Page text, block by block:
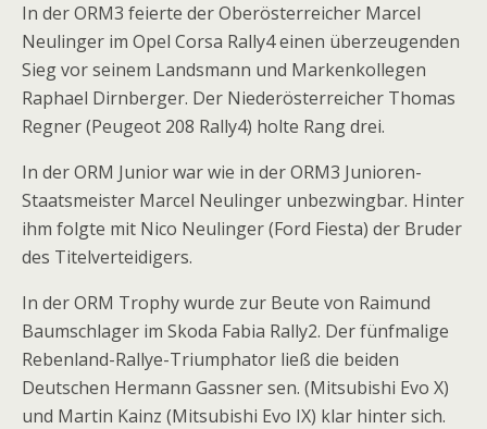
In der ORM3 feierte der Oberösterreicher Marcel
Neulinger im Opel Corsa Rally4 einen überzeugenden
Sieg vor seinem Landsmann und Markenkollegen
Raphael Dirnberger. Der Niederösterreicher Thomas
Regner (Peugeot 208 Rally4) holte Rang drei.
In der ORM Junior war wie in der ORM3 Junioren-
Staatsmeister Marcel Neulinger unbezwingbar. Hinter
ihm folgte mit Nico Neulinger (Ford Fiesta) der Bruder
des Titelverteidigers.
In der ORM Trophy wurde zur Beute von Raimund
Baumschlager im Skoda Fabia Rally2. Der fünfmalige
Rebenland-Rallye-Triumphator ließ die beiden
Deutschen Hermann Gassner sen. (Mitsubishi Evo X)
und Martin Kainz (Mitsubishi Evo IX) klar hinter sich.